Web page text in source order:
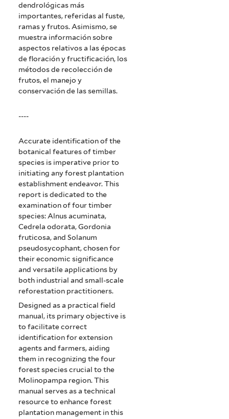
dendrológicas más
importantes, referidas al fuste,
ramas y frutos. Asimismo, se
muestra información sobre
aspectos relativos a las épocas
de floración y fructificación, los
métodos de recolección de
frutos, el manejo y
conservación de las semillas.
----
Accurate identification of the
botanical features of timber
species is imperative prior to
initiating any forest plantation
establishment endeavor. This
report is dedicated to the
examination of four timber
species: Alnus acuminata,
Cedrela odorata, Gordonia
fruticosa, and Solanum
pseudosycophant, chosen for
their economic significance
and versatile applications by
both industrial and small-scale
reforestation practitioners.
Designed as a practical field
manual, its primary objective is
to facilitate correct
identification for extension
agents and farmers, aiding
them in recognizing the four
forest species crucial to the
Molinopampa region. This
manual serves as a technical
resource to enhance forest
plantation management in this